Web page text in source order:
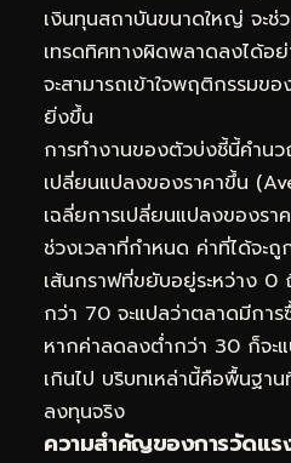
เงินทุนสถาบันขนาดใหญ่ จะช่
เทรดทิศทางผิดพลาดลงได้
จะสามารถเข้าใจพฤติกรรมข
ยิ่งขึ้น
การทำงานของตัวบ่งชี้นี้คำน
เปลี่ยนแปลงของราคาขึ้น
เฉลี่ยการเปลี่ยนแปลงของร
ช่วงเวลาที่กำหนด ค่าที่ได้จะ
เส้นกราฟที่ขยับอยู่ระหว่าง
กว่า 70 จะแปลว่าตลาดมีกา
หากค่าลดลงต่ำกว่า 30 ก็จะ
เกินไป บริบทเหล่านี้คือพื้นฐา
ลงทุนจริง
ความสำคัญของการวัดแ